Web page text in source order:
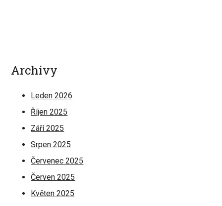
Archivy
Leden 2026
Říjen 2025
Září 2025
Srpen 2025
Červenec 2025
Červen 2025
Květen 2025